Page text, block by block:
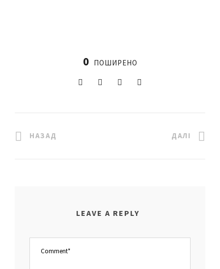
0 ПОШИРЕНО
НАЗАД ДАЛІ
LEAVE A REPLY